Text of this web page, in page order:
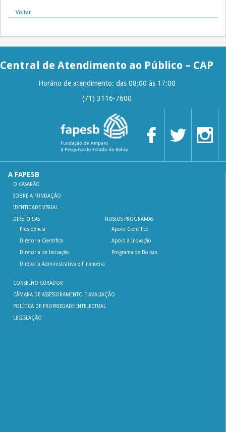
Voltar
Central de Atendimento ao Público – CAP
Horário de atendimento: das 08:00 às 17:00
(71) 3116-7600
A FAPESB
O CASARÃO
SOBRE A FUNDAÇÃO
IDENTIDADE VISUAL
DIRETORIAS
Presidência
Diretoria Científica
Diretoria de Inovação
Diretoria Administrativa e Financeira
NOSSOS PROGRAMAS
Apoio Científico
Apoio à Inovação
Programa de Bolsas
CONSELHO CURADOR
CÂMARA DE ASSESSORAMENTO E AVALIAÇÃO
POLÍTICA DE PROPRIEDADE INTELECTUAL
LEGISLAÇÃO